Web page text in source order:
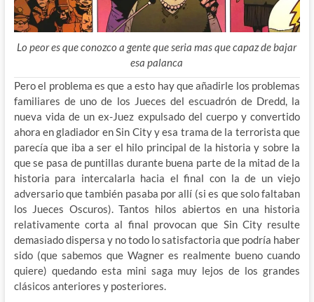
Lo peor es que conozco a gente que seria mas que capaz de bajar
esa palanca
Pero el problema es que a esto hay que añadirle los problemas
familiares de uno de los Jueces del escuadrón de Dredd, la
nueva vida de un ex-Juez expulsado del cuerpo y convertido
ahora en gladiador en Sin City y esa trama de la terrorista que
parecía que iba a ser el hilo principal de la historia y sobre la
que se pasa de puntillas durante buena parte de la mitad de la
historia para intercalarla hacia el final con la de un viejo
adversario que también pasaba por allí (si es que solo faltaban
los Jueces Oscuros). Tantos hilos abiertos en una historia
relativamente corta al final provocan que Sin City resulte
demasiado dispersa y no todo lo satisfactoria que podría haber
sido (que sabemos que Wagner es realmente bueno cuando
quiere) quedando esta mini saga muy lejos de los grandes
clásicos anteriores y posteriores.